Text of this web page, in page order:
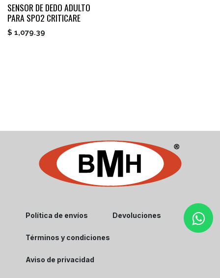
SENSOR DE DEDO ADULTO
PARA SPO2 CRITICARE
$ 1,079.39
Política de envíos Devoluciones
Términos y condiciones
Aviso de privacidad